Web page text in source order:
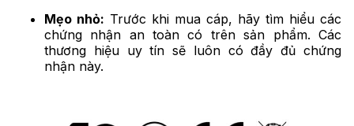
Mẹo nhỏ: Trước khi mua cáp, hãy tìm hiểu các
chứng nhận an toàn có trên sản phẩm. Các
thương hiệu uy tín sẽ luôn có đầy đủ chứng
nhận này.